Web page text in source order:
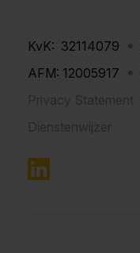
KvK: 32114079
AFM: 12005917